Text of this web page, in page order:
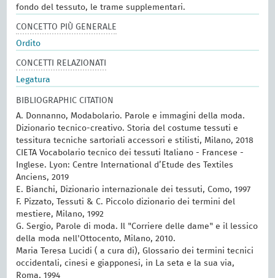
fondo del tessuto, le trame supplementari.
CONCETTO PIÙ GENERALE
Ordito
CONCETTI RELAZIONATI
Legatura
BIBLIOGRAPHIC CITATION
A. Donnanno, Modabolario. Parole e immagini della moda.
Dizionario tecnico-creativo. Storia del costume tessuti e
tessitura tecniche sartoriali accessori e stilisti, Milano, 2018
CIETA Vocabolario tecnico dei tessuti Italiano - Francese -
Inglese. Lyon: Centre International d’Etude des Textiles
Anciens, 2019
E. Bianchi, Dizionario internazionale dei tessuti, Como, 1997
F. Pizzato, Tessuti & C. Piccolo dizionario dei termini del
mestiere, Milano, 1992
G. Sergio, Parole di moda. Il "Corriere delle dame" e il lessico
della moda nell'Ottocento, Milano, 2010.
Maria Teresa Lucidi ( a cura di), Glossario dei termini tecnici
occidentali, cinesi e giapponesi, in La seta e la sua via,
Roma, 1994